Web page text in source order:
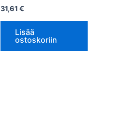
31,61€
Lisää
ostoskoriin